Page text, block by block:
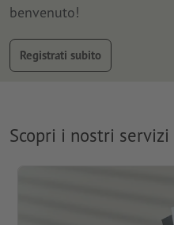
benvenuto!
Registrati subito
Scopri i nostri servizi